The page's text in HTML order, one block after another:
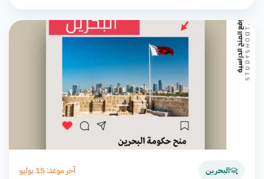
البحرين آخر موعد: 15 يوليو